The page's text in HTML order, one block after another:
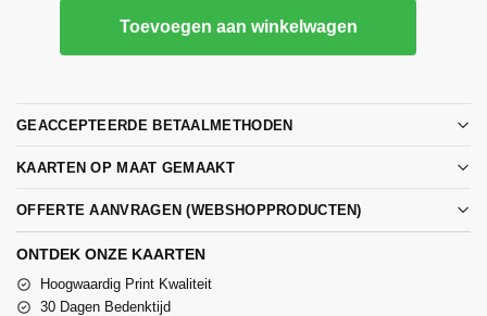
Toevoegen aan winkelwagen
GEACCEPTEERDE BETAALMETHODEN
KAARTEN OP MAAT GEMAAKT
OFFERTE AANVRAGEN (WEBSHOPPRODUCTEN)
ONTDEK ONZE KAARTEN
Hoogwaardig Print Kwaliteit
30 Dagen Bedenktijd